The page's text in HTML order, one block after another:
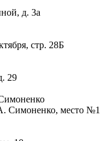
д. 3а
стр. 28Б
29
Симоненко, место №1